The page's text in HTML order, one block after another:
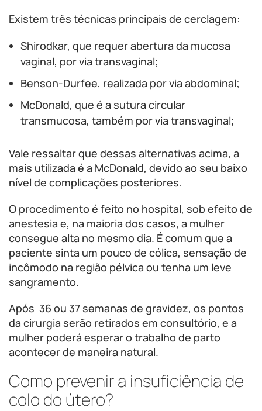
Existem três técnicas principais de cerclagem:
Shirodkar, que requer abertura da mucosa
vaginal, por via transvaginal;
Benson-Durfee, realizada por via abdominal;
McDonald, que é a sutura circular
transmucosa, também por via transvaginal;
Vale ressaltar que dessas alternativas acima, a
mais utilizada é a McDonald, devido ao seu baixo
nível de complicações posteriores.
O procedimento é feito no hospital, sob efeito de
anestesia e, na maioria dos casos, a mulher
consegue alta no mesmo dia. É comum que a
paciente sinta um pouco de cólica, sensação de
incômodo na região pélvica ou tenha um leve
sangramento.
Após 36 ou 37 semanas de gravidez, os pontos
da cirurgia serão retirados em consultório, e a
mulher poderá esperar o trabalho de parto
acontecer de maneira natural.
Como prevenir a insuficiência de
colo do útero?